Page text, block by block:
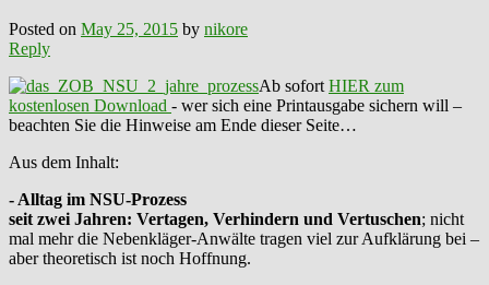
Posted on May 25, 2015 by nikore
Reply
Ab sofort HIER zum
kostenlosen Download - wer sich eine Printausgabe sichern will –
beachten Sie die Hinweise am Ende dieser Seite…
Aus dem Inhalt:
- Alltag im NSU-Prozess
seit zwei Jahren: Vertagen, Verhindern und Vertuschen; nicht
mal mehr die Nebenkläger-Anwälte tragen viel zur Aufklärung bei –
aber theoretisch ist noch Hoffnung.